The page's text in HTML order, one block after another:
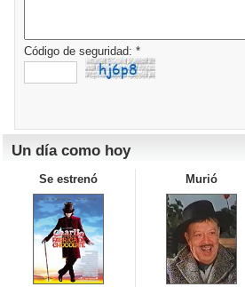
Código de seguridad: *
Un día como hoy
Se estrenó Murió